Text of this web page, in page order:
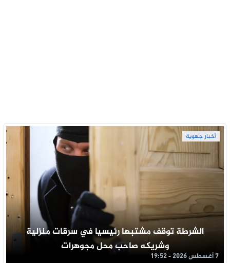
أخبار جهوية
الشرطة توقف مشتبها رئيسيا في سرقات منزلية
وشريكه صاحب محل مجوهرات
7 أغسطس 2026 - 19:52